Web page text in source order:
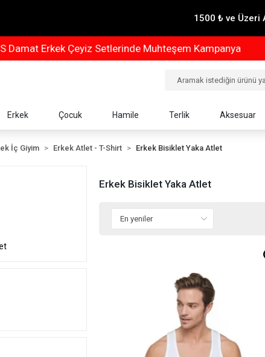
1500 ₺ ve Üzeri
Erkek Çeyiz Setlerinde Muhteşem Kampanya
Erkek Çocuk Hamile Terlik Aksesuar
İç Giyim Erkek Atlet - T-Shirt Erkek Bisiklet Yaka Atlet
Erkek Bisiklet Yaka Atlet